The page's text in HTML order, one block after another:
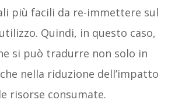
più facili da re-immettere sul
Quindi, in questo caso,
si può tradurre non solo in
nella riduzione dell’impatto
risorse consumate.